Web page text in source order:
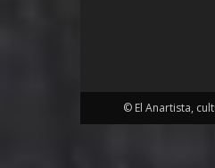
© El Anartista,